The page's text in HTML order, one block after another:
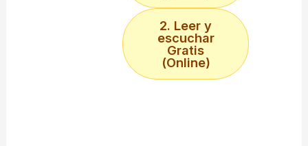
2. Leer y
escuchar
Gratis
(Online)